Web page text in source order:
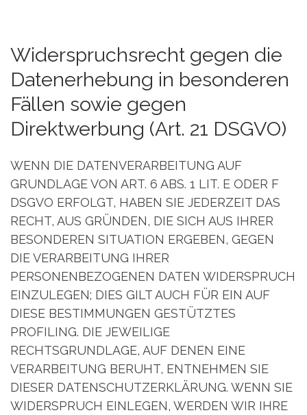
Widerspruchsrecht gegen die
Datenerhebung in besonderen
Fällen sowie gegen
Direktwerbung (Art. 21 DSGVO)
WENN DIE DATENVERARBEITUNG AUF
GRUNDLAGE VON ART. 6 ABS. 1 LIT. E ODER F
DSGVO ERFOLGT, HABEN SIE JEDERZEIT DAS
RECHT, AUS GRÜNDEN, DIE SICH AUS IHRER
BESONDEREN SITUATION ERGEBEN, GEGEN
DIE VERARBEITUNG IHRER
PERSONENBEZOGENEN DATEN WIDERSPRUCH
EINZULEGEN; DIES GILT AUCH FÜR EIN AUF
DIESE BESTIMMUNGEN GESTÜTZTES
PROFILING. DIE JEWEILIGE
RECHTSGRUNDLAGE, AUF DENEN EINE
VERARBEITUNG BERUHT, ENTNEHMEN SIE
DIESER DATENSCHUTZERKLÄRUNG. WENN SIE
WIDERSPRUCH EINLEGEN, WERDEN WIR IHRE